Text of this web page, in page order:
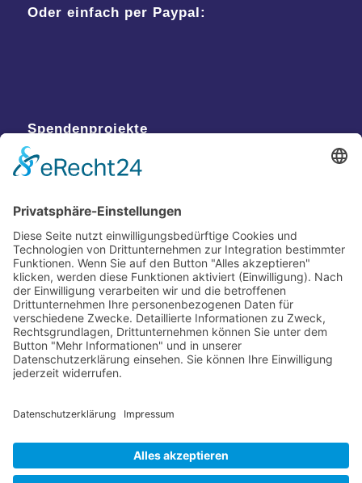
Oder einfach per Paypal:
Spendenprojekte
Kontakt
Postanschrift
Traumkatzen e.V.